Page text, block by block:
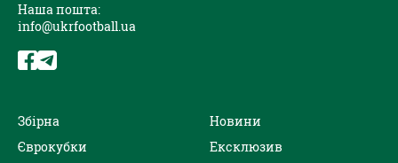
Наша пошта:
info@ukrfootball.ua
Збірна
Єврокубки
Новини
Ексклюзив